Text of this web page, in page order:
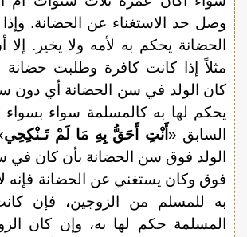
وصل حد الاستغناء عن الحضانة.
الحضانة يحكم به لأمه ولا يخير. إلا
مثلاً إذا كانت كافرة وطلبت حضانة
كان الولد في سن الحضانة أي دون
يحكم لها به كالمسلمة سواء
السابق «أَنْتِ أَحَقُّ بِهِ مَا لَمْ تَـنْكِحِي
الولد فوق سن الحضانة بأن كان في
فوق وكان يستغني عن الحضانة فإنه
به للمسلم من الزوجين، فإن
المسلمة حكم لها به، وإن كان